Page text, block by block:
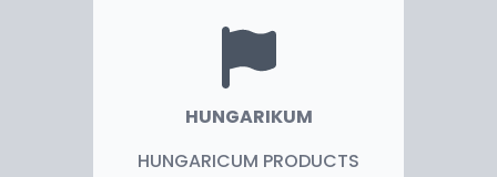
több magyar állampolgár érkezik. Irányukba
megkülönböztetett figyelemmel és törődéssel
Magyarország biztos pont az egyre
HUNGARIKUM
HUNGARICUM PRODUCTS